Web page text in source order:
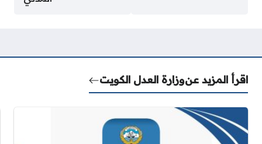
اقرأ المزيد عنوزارة العدل الكويت